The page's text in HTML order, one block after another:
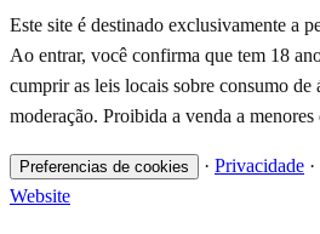
Este site é destinado exclusivamente a
Ao entrar, você confirma que tem 18
cumprir as leis locais sobre consumo
moderação. Proibida a venda a menores
Preferencias de cookies · Privacidade ·
Website